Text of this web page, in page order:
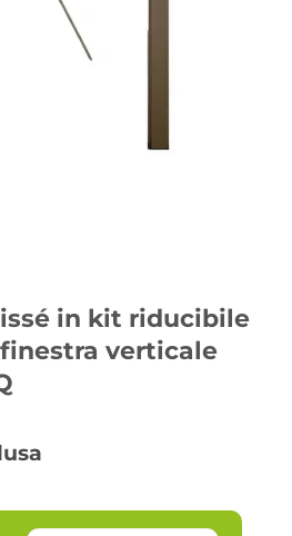
in kit riducibile
verticale